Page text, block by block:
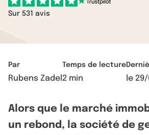
Sur 531 avis
Par
Rubens Zadel
Temps de lecture
2 min le
Alors que le marché
un rebond, la société de